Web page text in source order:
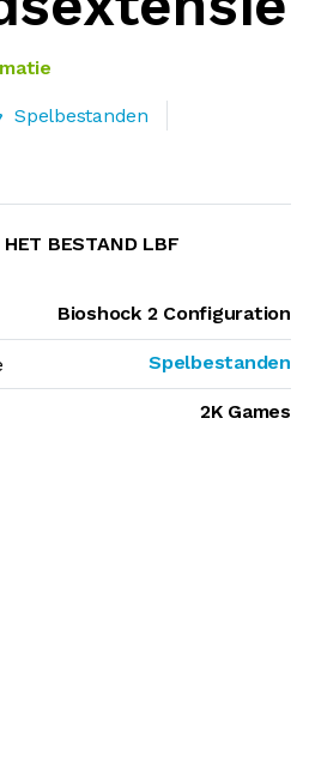
Spelbestanden
HET BESTAND LBF
Bioshock 2 Configuration
Spelbestanden
2K Games